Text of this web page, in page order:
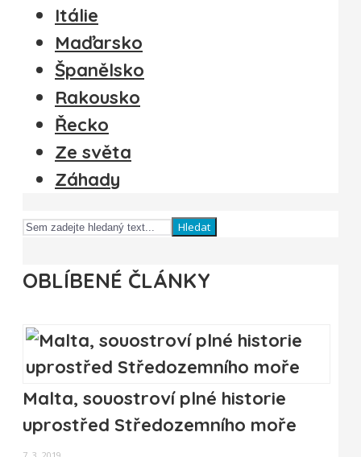
Itálie
Maďarsko
Španělsko
Rakousko
Řecko
Ze světa
Záhady
Hledat
OBLÍBENÉ ČLÁNKY
Malta, souostroví plné historie
uprostřed Středozemního moře